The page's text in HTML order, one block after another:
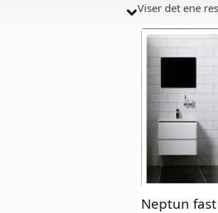
Viser det ene
Neptun